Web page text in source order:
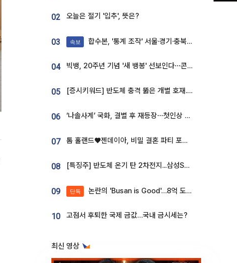
02 오늘은 절기 '입추', 뜻은?
03 속보 합수본, '통계 조작' 서울·경기·충북 선관위 등 추가 압수수색
04 빅뱅, 20주년 기념 '새 뱅봉' 선보인다⋯콘서트 앞두고 팝업 개최
05 [증시키워드] 반도체 충격 뚫은 개별 호재...포스코퓨처엠·에코프로·한화솔루션 '눈길'
06 ‘나솔사계’ 국화, 결별 후 재등장⋯첫인상 투표 휩쓸고 ‘인기녀’ 등극
07 톰 홀랜드♥젠데이아, 비밀 결혼 파티 포착⋯호텔 대관비만 9억
08 [특징주] 반도체 온기 탄 2차전지...삼성SDI, 장 초반 7% 넘게 껑충
09 단독 논란의 'Busan is Good'…8억 도시브랜드, 용산 대통령실 CI 업체가 수행
10 고점서 후퇴한 국제 금값…국내 금시세는?
최신 영상